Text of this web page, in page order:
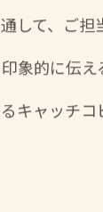
して、ご担
象的に伝え
キャッチコ